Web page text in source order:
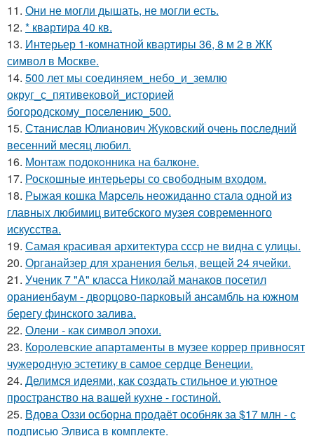
11. Они не могли дышать, не могли есть.
12. * квартира 40 кв.
13. Интерьер 1-комнатной квартиры 36, 8 м 2 в ЖК
символ в Москве.
14. 500 лет мы соединяем_небо_и_землю
округ_с_пятивековой_историей
богородскому_поселению_500.
15. Станислав Юлианович Жуковский очень последний
весенний месяц любил.
16. Монтаж пoдoкoнника на балкoне.
17. Роскошные интерьеры со свободным входом.
18. Рыжая кошка Марсель неожиданно стала одной из
главных любимиц витебского музея современного
искусства.
19. Самая красивая архитектура ссср не видна с улицы.
20. Органайзер для хранения белья, вещей 24 ячейки.
21. Ученик 7 "А" класса Николай манаков посетил
ораниенбаум - дворцово-парковый ансамбль на южном
берегу финского залива.
22. Олени - как символ эпохи.
23. Королевские апартаменты в музее коррер привносят
чужеродную эстетику в самое сердце Венеции.
24. Делимся идеями, как создать стильное и уютное
пространство на вашей кухне - гостиной.
25. Вдова Оззи осборна продаёт особняк за $17 млн - с
подписью Элвиса в комплекте.